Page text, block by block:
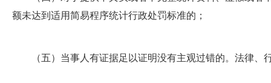
额未达到适用简易程序统计行政处罚标准的；
（五）当事人有证据足以证明没有主观过错的。法律、